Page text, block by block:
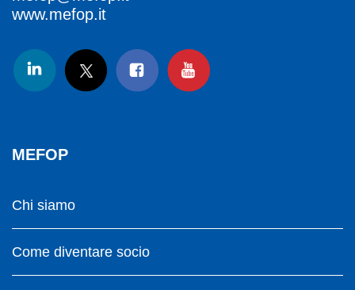
www.mefop.it
MEFOP
Chi siamo
Come diventare socio